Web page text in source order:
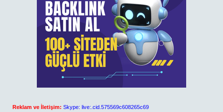
Reklam ve İletişim: Skype: live:.cid.575569c608265c69